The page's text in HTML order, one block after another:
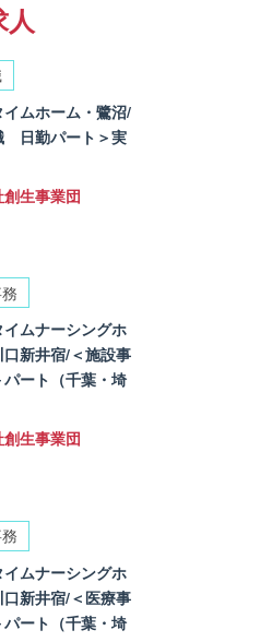
人
イムホーム・鷺沼/
日勤パート＞実
生事業団
イムナーシングホ
口新井宿/＜施設事
ート（千葉・埼
生事業団
イムナーシングホ
口新井宿/＜医療事
ート（千葉・埼